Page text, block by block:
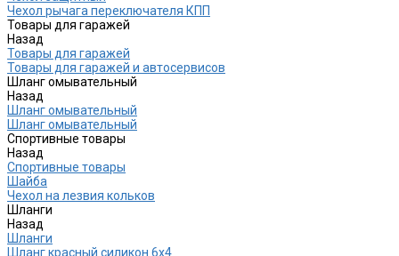
Чехол рычага переключателя КПП
Товары для гаражей
Назад
Товары для гаражей
Товары для гаражей и автосервисов
Шланг омывательный
Назад
Шланг омывательный
Шланг омывательный
Спортивные товары
Назад
Спортивные товары
Шайба
Чехол на лезвия кольков
Шланги
Назад
Шланги
Шланг красный силикон 6х4